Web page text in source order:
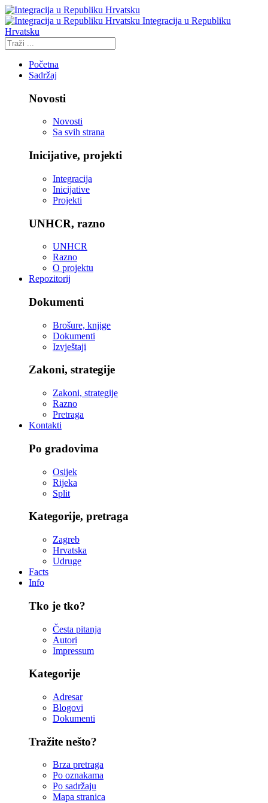
Integracija u Republiku
Hrvatsku
Početna
Sadržaj
Novosti
Novosti
Sa svih strana
Inicijative, projekti
Integracija
Inicijative
Projekti
UNHCR, razno
UNHCR
Razno
O projektu
Repozitorij
Dokumenti
Brošure, knjige
Dokumenti
Izvještaji
Zakoni, strategije
Zakoni, strategije
Razno
Pretraga
Kontakti
Po gradovima
Osijek
Rijeka
Split
Kategorije, pretraga
Zagreb
Hrvatska
Udruge
Facts
Info
Tko je tko?
Česta pitanja
Autori
Impressum
Kategorije
Adresar
Blogovi
Dokumenti
Tražite nešto?
Brza pretraga
Po oznakama
Po sadržaju
Mapa stranica